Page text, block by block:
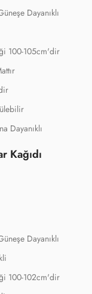
Dayanıklı
100-105cm'dir
Dayanıklı
Kağıdı
Dayanıklı
100-102cm'dir